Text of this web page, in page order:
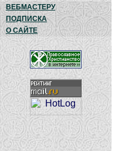
ВЕБМАСТЕРУ
ПОДПИСКА
О САЙТЕ